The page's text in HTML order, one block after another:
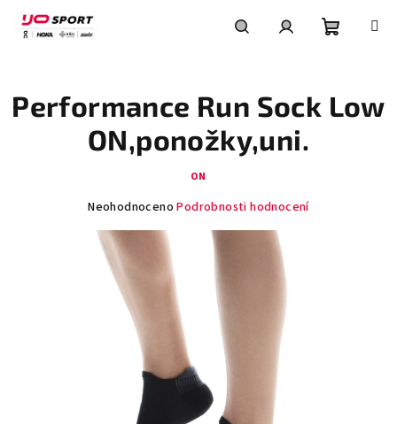
obsah
košík
Performance Run Sock Low
ON,ponožky,uni.
ON
Průměrné
produktu
hvězdiček.
Neohodnoceno Podrobnosti hodnocení